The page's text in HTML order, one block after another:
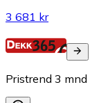
3 681 kr
Pristrend 3 mnd